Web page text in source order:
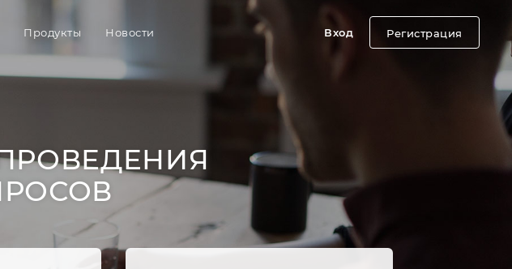
Вход Регистрация
Продукты Новости